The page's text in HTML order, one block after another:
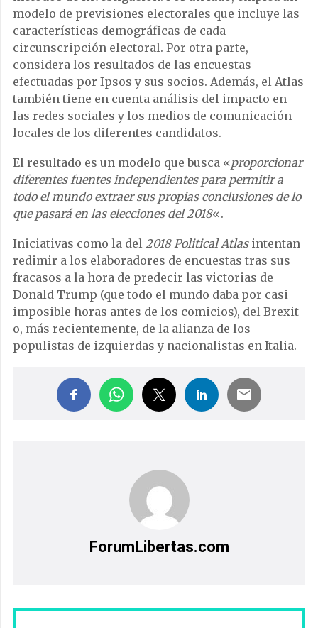
modelo de previsiones electorales que incluye las
características demográficas de cada
circunscripción electoral. Por otra parte,
considera los resultados de las encuestas
efectuadas por Ipsos y sus socios. Además, el Atlas
también tiene en cuenta análisis del impacto en
las redes sociales y los medios de comunicación
locales de los diferentes candidatos.
El resultado es un modelo que busca «proporcionar
diferentes fuentes independientes para permitir a
todo el mundo extraer sus propias conclusiones de lo
que pasará en las elecciones del 2018«.
Iniciativas como la del 2018 Political Atlasintentan
redimir a los elaboradores de encuestas tras sus
fracasos a la hora de predecir las victorias de
Donald Trump (que todo el mundo daba por casi
imposible horas antes de los comicios), del Brexit
o, más recientemente, de la alianza de los
populistas de izquierdas y nacionalistas en Italia.
ForumLibertas.com